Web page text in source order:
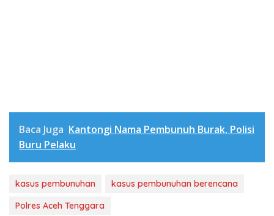
Baca Juga Kantongi Nama Pembunuh Burak, Polisi
Buru Pelaku
kasus pembunuhan
kasus pembunuhan berencana
Polres Aceh Tenggara